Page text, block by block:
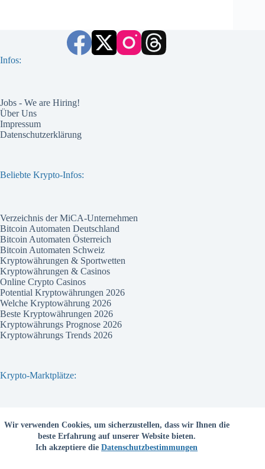
Wir verwenden Cookies, um sicherzustellen, dass wir Ihnen die
beste Erfahrung auf unserer Website bieten.
Ich akzeptiere dieDatenschutzbestimmungen
Infos:
Jobs - We are Hiring!
Über Uns
Impressum
Datenschutzerklärung
Beliebte Krypto-Infos:
Verzeichnis der MiCA-Unternehmen
Bitcoin Automaten Deutschland
Bitcoin Automaten Österreich
Bitcoin Automaten Schweiz
Kryptowährungen & Sportwetten
Kryptowährungen & Casinos
Online Crypto Casinos
Potential Kryptowährungen 2026
Welche Kryptowährung 2026
Beste Kryptowährungen 2026
Kryptowährungs Prognose 2026
Kryptowährungs Trends 2026
Krypto-Marktplätze:
Bitpanda
Bitcoin.de